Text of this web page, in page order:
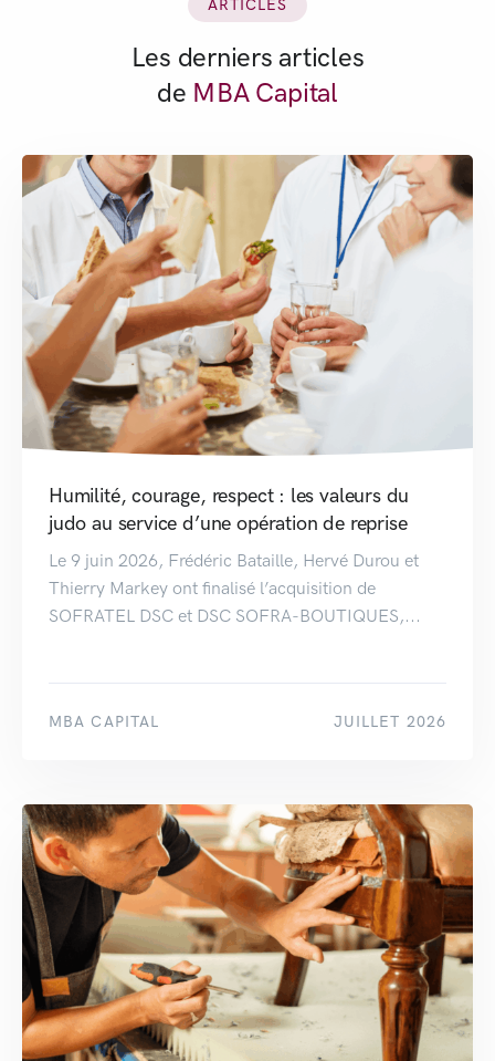
ARTICLES
Les derniers articles
de MBA Capital
Humilité, courage, respect : les valeurs du
judo au service d’une opération de reprise
Le 9 juin 2026, Frédéric Bataille, Hervé Durou et
Thierry Markey ont finalisé l’acquisition de
SOFRATEL DSC et DSC SOFRA-BOUTIQUES,...
MBA CAPITAL JUILLET 2026